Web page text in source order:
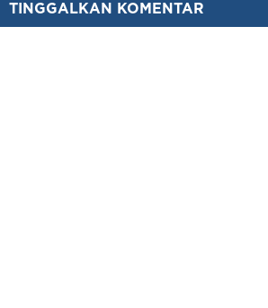
TINGGALKAN KOMENTAR